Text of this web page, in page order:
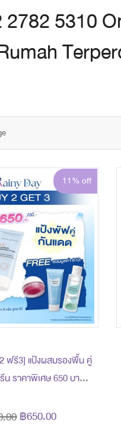
5310
11% off
ฟรี3] แป้งผสมรองพื้น คู่
ราคาพิเศษ 650 บาท
ารวม 610 บาท)
฿650.00